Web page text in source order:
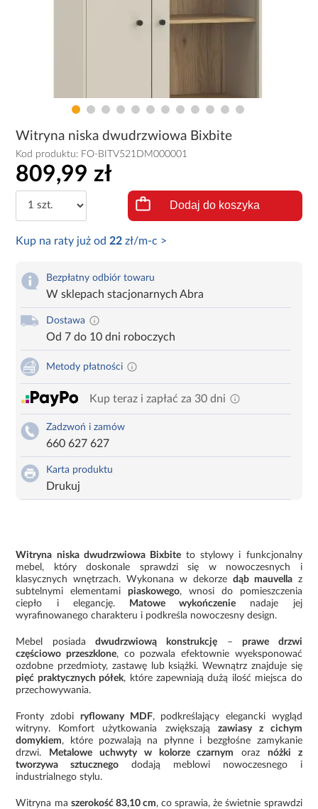
Witryna niska dwudrzwiowa Bixbite
Kod produktu: FO-BITV521DM000001
809,99 zł
Dodaj do koszyka
Kup na raty już od 22 zł/m-c >
Bezpłatny odbiór towaru
W sklepach stacjonarnych Abra
Dostawa
Od 7 do 10 dni roboczych
Metody płatności
Kup teraz i zapłać za 30 dni
Zadzwoń i zamów
660 627 627
Karta produktu
Drukuj
Witryna niska dwudrzwiowa Bixbite to stylowy i funkcjonalny
mebel, który doskonale sprawdzi się w nowoczesnych i
klasycznych wnętrzach. Wykonana w dekorze dąb mauvellaz
subtelnymi elementamipiaskowego, wnosi do pomieszczenia
ciepło i elegancję.
Matowe wykończenie nadaje jej
wyrafinowanego charakteru i podkreśla nowoczesny design.
Mebel posiadadwudrzwiową konstrukcję –prawe drzwi
częściowo przeszklone, co pozwala efektownie wyeksponować
ozdobne przedmioty, zastawę lub książki. Wewnątrz znajduje się
pięć praktycznych półek, które zapewniają dużą ilość miejsca do
przechowywania.
Fronty zdobi ryflowany MDF, podkreślający elegancki wygląd
witryny. Komfort użytkowania zwiększają zawiasy z cichym
domykiem, które pozwalają na płynne i bezgłośne zamykanie
drzwi.
Metalowe uchwyty w kolorze czarnym oraz nóżki z
tworzywa sztucznego dodają meblowi nowoczesnego i
industrialnego stylu.
Witryna ma szerokość 83,10 cm, co sprawia, że świetnie sprawdzi